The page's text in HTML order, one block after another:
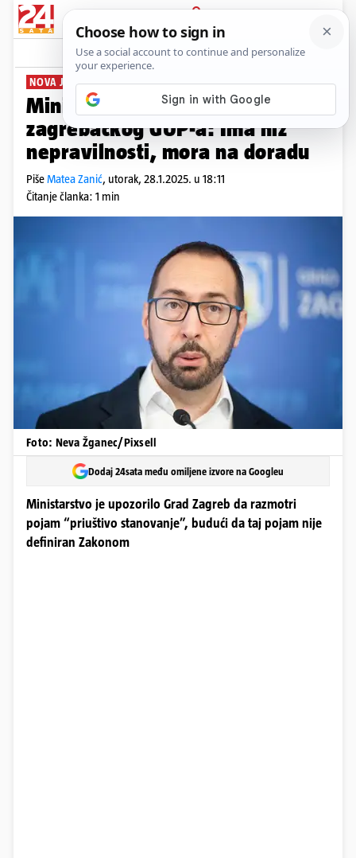
PRIJAVA
News Komentari
NOVA JAVNA RASPRAVA
Ministarstvo srušilo izmjene
zagrebačkog GUP-a: Ima niz
nepravilnosti, mora na doradu
PišeMatea Zanić, utorak, 28.1.2025. u 18:11
Čitanje članka: 1 min
Foto: Neva Žganec/Pixsell
Dodaj 24sata među omiljene izvore na Googleu
Ministarstvo je upozorilo Grad Zagreb da razmotri
pojam “priuštivo stanovanje”, budući da taj pojam nije
definiran Zakonom